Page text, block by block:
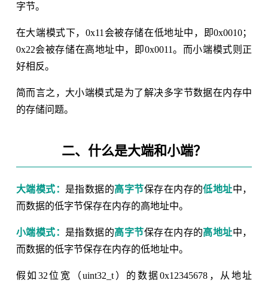
字节。
在大端模式下，0x11会被存储在低地址中，即0x0010；
0x22会被存储在高地址中，即0x0011。而小端模式则正
好相反。
简而言之，大小端模式是为了解决多字节数据在内存中
的存储问题。
二、什么是大端和小端？
大端模式： 是指数据的高字节保存在内存的低地址中，
而数据的低字节保存在内存的高地址中。
小端模式： 是指数据的高字节保存在内存的高地址中，
而数据的低字节保存在内存的低地址中。
假如32位宽（uint32_t）的数据0x12345678，从地址